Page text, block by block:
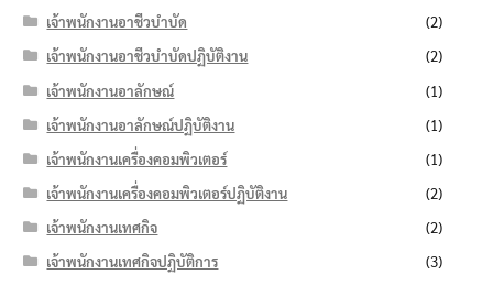
เจ้าพนักงานอาชีวบำบัด
(2)
เจ้าพนักงานอาชีวบำบัดปฏิบัติงาน
(2)
เจ้าพนักงานอาลักษณ์
(1)
เจ้าพนักงานอาลักษณ์ปฏิบัติงาน
(1)
เจ้าพนักงานเครื่องคอมพิวเตอร์
(1)
เจ้าพนักงานเครื่องคอมพิวเตอร์ปฏิบัติงาน
(2)
เจ้าพนักงานเทศกิจ
(2)
เจ้าพนักงานเทศกิจปฏิบัติการ
(3)